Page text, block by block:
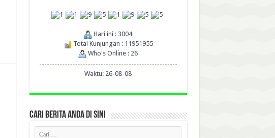
Hari ini : 3004
Total Kunjungan : 11951955
Who's Online : 26
Waktu: 26-08-08
CARI BERITA ANDA DI SINI